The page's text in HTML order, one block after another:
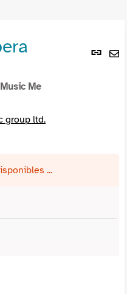
Lien
Me
group ltd.
...